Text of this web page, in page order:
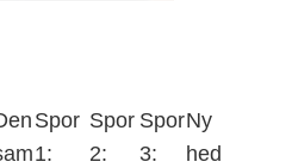
Spor
1:
Spor
2:
Spor
3:
Ny
hed